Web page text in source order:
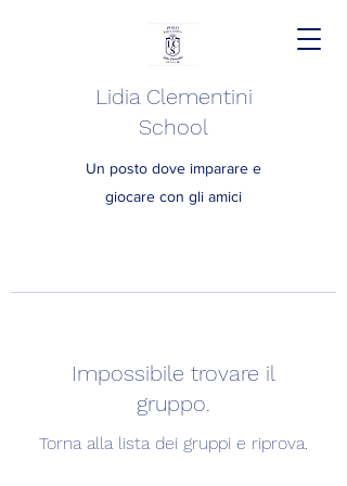
Lidia Clementini
School
Un posto dove imparare e
giocare con gli amici
Impossibile trovare il
gruppo.
Torna alla lista dei gruppi e riprova.